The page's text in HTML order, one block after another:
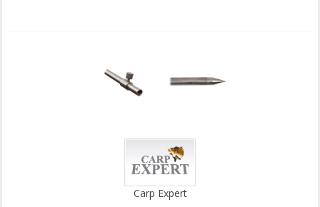
Carp Expert